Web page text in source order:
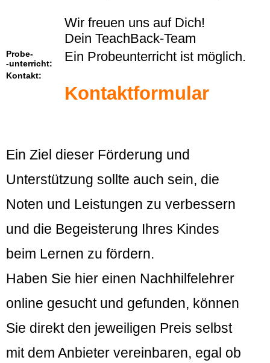
Wir freuen uns auf Dich!
Dein TeachBack-Team
Probe-
-unterricht:
Ein Probeunterricht ist möglich.
Kontakt:
Kontaktformular
Ein Ziel dieser Förderung und
Unterstützung sollte auch sein, die
Noten und Leistungen zu verbessern
und die Begeisterung Ihres Kindes
beim Lernen zu fördern.
Haben Sie hier einen Nachhilfelehrer
online gesucht und gefunden, können
Sie direkt den jeweiligen Preis selbst
mit dem Anbieter vereinbaren, egal ob